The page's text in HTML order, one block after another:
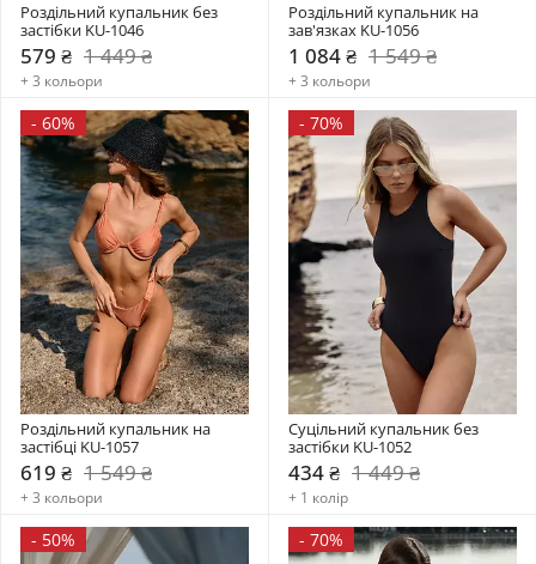
Роздільний купальник без
застібки KU-1046
579 ₴ 1 449 ₴
+ 3 кольори
Роздільний купальник на
зав'язках KU-1056
1 084 ₴ 1 549 ₴
+ 3 кольори
- 60%
Роздільний купальник на
застібці KU-1057
619 ₴ 1 549 ₴
+ 3 кольори
- 70%
Суцільний купальник без
застібки KU-1052
434 ₴ 1 449 ₴
+ 1 колір
- 50% - 70%